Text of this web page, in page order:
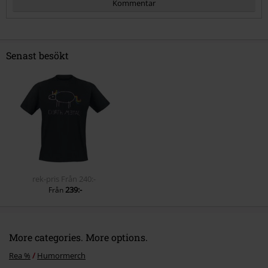
Kommentar
Skicka kommentar
Senast besökt
rek-pris Från 240:-
Från 239:-
More categories. More options.
Rea % Humormerch